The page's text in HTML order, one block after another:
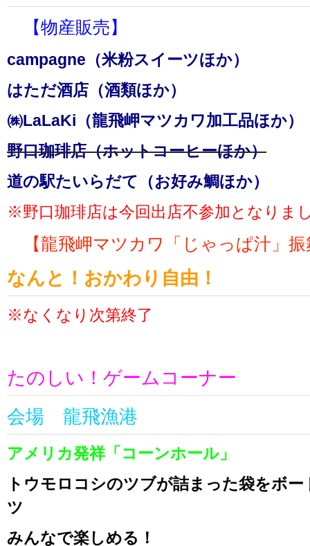
【物産販売】
campagne（米粉スイーツほか）
はただ酒店（酒類ほか）
㈱LaLaKi（龍飛岬マツカワ加工品ほか）
野口珈琲店（ホットコーヒーほか）
道の駅たいらだて（お好み鯛ほか）
※野口珈琲店は今回出店不参加となりま
【龍飛岬マツカワ「じゃっぱ汁」
なんと！おかわり自由！
※なくなり次第終了
たのしい！ゲームコーナー
会場 龍飛漁港
アメリカ発祥「コーンホール」
トウモロコシのツブが詰まった袋をボ
ツ
みんなで楽しめる！